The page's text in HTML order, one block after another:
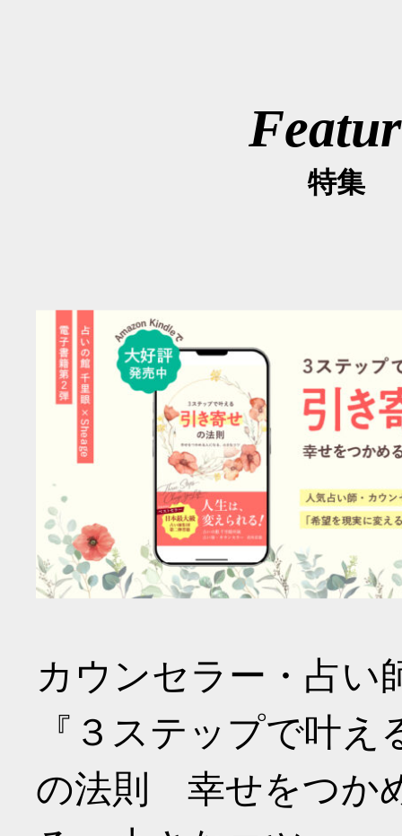
特集
カウンセラー・占い
『３ステップで叶
の法則 幸せをつか